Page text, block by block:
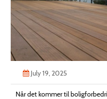
Technology
Contact
July 19, 2025
Når det kommer til